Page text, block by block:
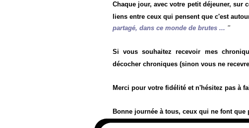
Chaque jour, avec votre petit déjeuner, sur
liens entre ceux qui pensent que c'est
partagé, dans ce monde de brutes ... "
Si vous souhaitez recevoir mes
décocher chroniques (sinon vous ne
Merci pour votre fidélité et n'hésitez pas à
Bonne journée à tous, ceux qui ne font